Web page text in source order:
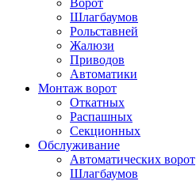
Ворот
Шлагбаумов
Рольставней
Жалюзи
Приводов
Автоматики
Монтаж ворот
Откатных
Распашных
Секционных
Обслуживание
Автоматических ворот
Шлагбаумов